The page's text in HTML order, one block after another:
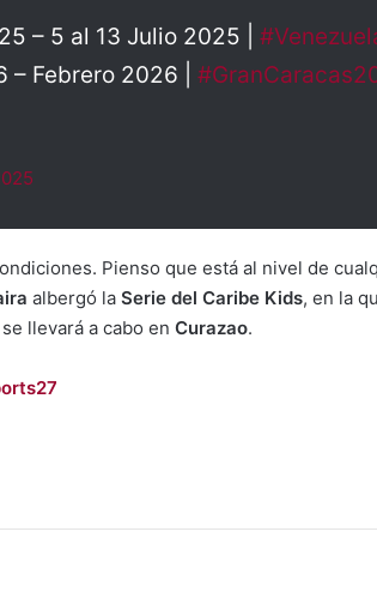
– 5 al 13 Julio 2025 |
– Febrero 2026 |
Pienso que está al nivel de
albergó la Serie del Caribe Kids, en la
llevará a cabo en Curazao.